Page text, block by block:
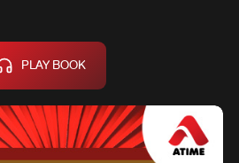
PLAY BOOK